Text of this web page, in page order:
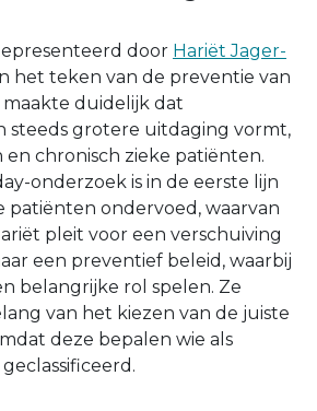
door Hariët Jager-
het teken van de preventie van
duidelijk dat
steeds grotere uitdaging vormt,
chronisch zieke patiënten.
onderzoek is in de eerste lijn
patiënten ondervoed, waarvan
pleit voor een verschuiving
een preventief beleid, waarbij
belangrijke rol spelen. Ze
van het kiezen van de juiste
deze bepalen wie als